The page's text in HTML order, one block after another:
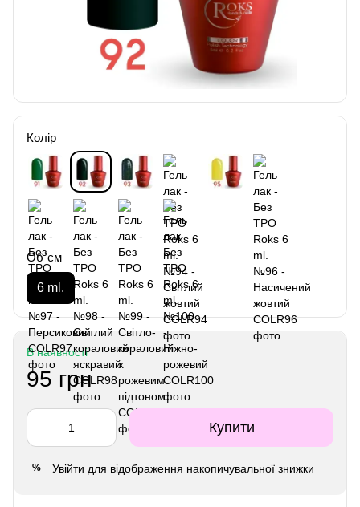
Колір
Об`єм
6 ml.
В наявності
95 грн
Купити
% Увійти для відображення накопичувальної знижки